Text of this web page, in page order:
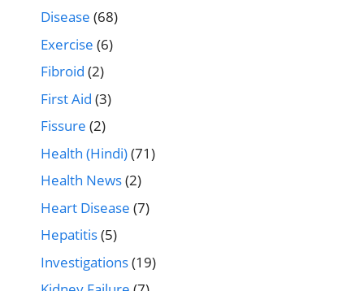
Disease (68)
Exercise (6)
Fibroid (2)
First Aid (3)
Fissure (2)
Health (Hindi)(71)
Health News(2)
Heart Disease (7)
Hepatitis(5)
Investigations(19)